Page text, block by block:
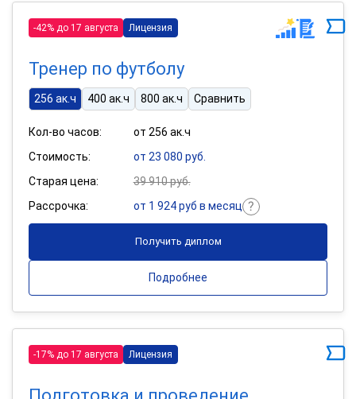
-42% до 17 августа Лицензия
Тренер по футболу
256 ак.ч 400 ак.ч 800 ак.ч Сравнить
Кол-во часов:
от 256 ак.ч
Стоимость:
от 23 080 руб.
Старая цена:
39 910 руб.
Рассрочка:
от 1 924 руб в месяц
Получить диплом
Подробнее
-17% до 17 августа Лицензия